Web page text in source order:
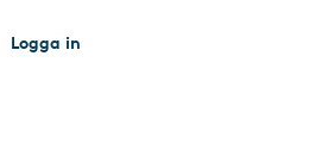
Logga in